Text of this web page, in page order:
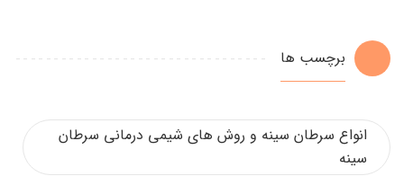
برچسب ها
انواع سرطان سینه و روش های شیمی درمانی سرطان
سینه